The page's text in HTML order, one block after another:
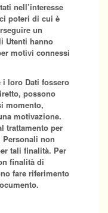
nell’interesse
poteri di cui è
un
Utenti hanno
motivi connessi
i loro Dati fossero
possono
momento,
motivazione.
trattamento per
non
tali finalità. Per
finalità di
fare riferimento